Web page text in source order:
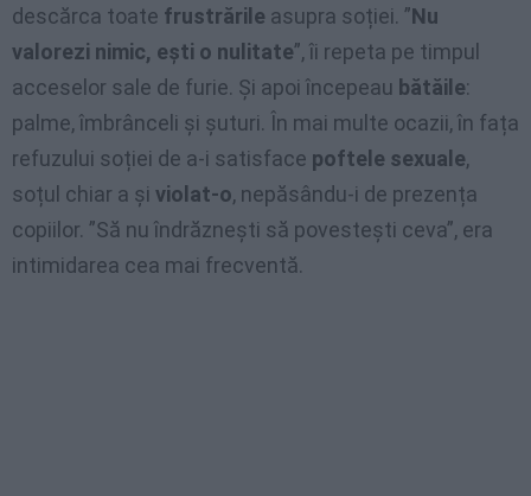
descărca toate frustrările asupra soției. ”Nu
valorezi nimic, ești o nulitate”, îi repeta pe timpul
acceselor sale de furie. Și apoi începeau bătăile:
palme, îmbrânceli și șuturi. În mai multe ocazii, în fața
refuzului soției de a-i satisface poftele sexuale,
soțul chiar a și violat-o, nepăsându-i de prezența
copiilor. ”Să nu îndrăznești să povestești ceva”, era
intimidarea cea mai frecventă.